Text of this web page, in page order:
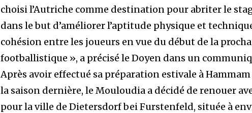
choisi l’Autriche comme destination pour abriter le
dans le but d’améliorer l’aptitude physique et
cohésion entre les joueurs en vue du début de la
footballistique », a précisé le Doyen dans un
Après avoir effectué sa préparation estivale à
la saison dernière, le Mouloudia a décidé de renouer
pour la ville de Dietersdorf bei Furstenfeld, située à